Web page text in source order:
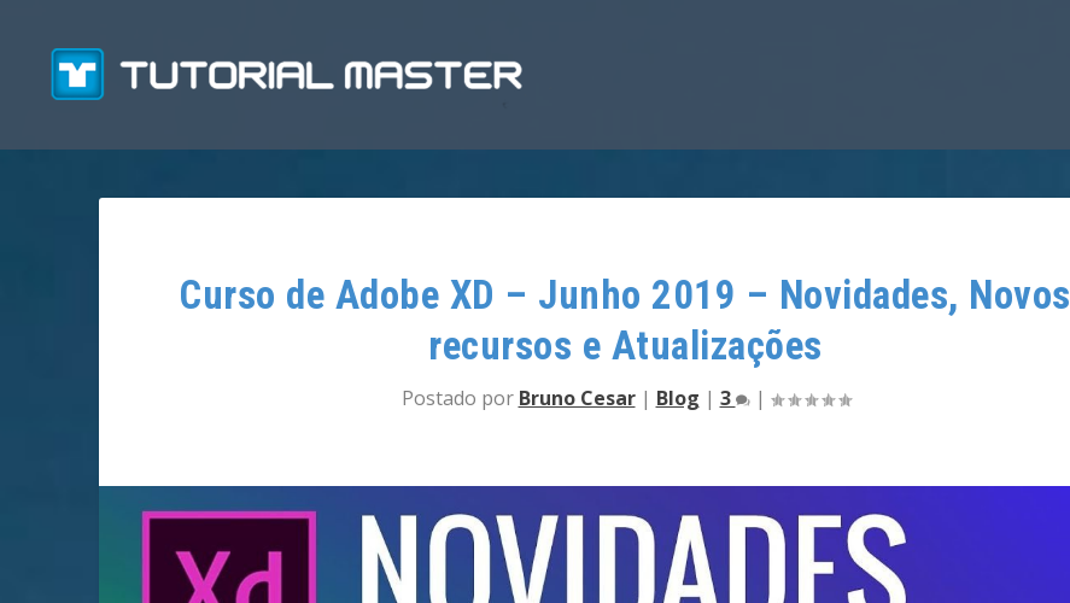
Curso de Adobe XD – Junho 2019 – Novidades, Novos
recursos e Atualizações
Postado por Bruno Cesar| Blog | 3 |